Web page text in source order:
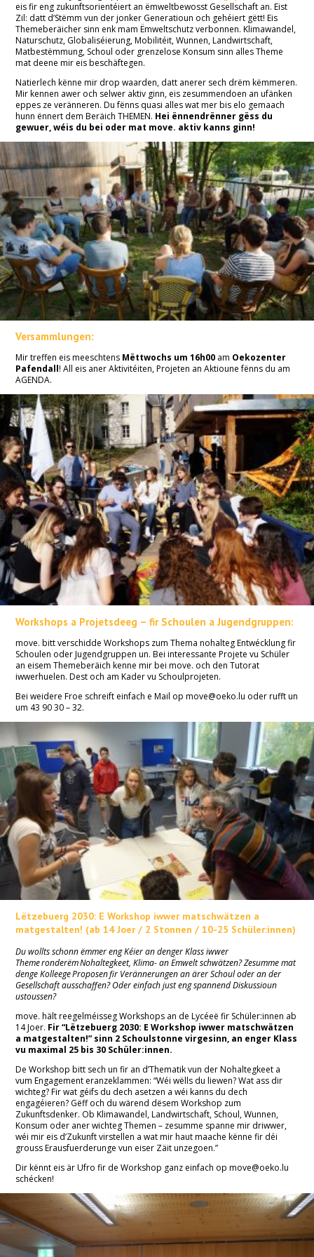
Klima
Konsum
CETA & TTIP
Divers
eis fir eng zukunftsorientéiert an ëmweltbewosst Gesellschaft an. Eist
Zil: datt d’Stëmm vun der jonker Generatioun och gehéiert gëtt! Eis
Themeberäicher sinn enk mam Ëmweltschutz verbonnen. Klimawandel,
Naturschutz, Globaliséierung, Mobilitéit, Wunnen, Landwirtschaft,
Matbestëmmung, Schoul oder grenzelose Konsum sinn alles Theme
mat deene mir eisbeschäftegen.
Natierlech kënne mir drop waarden, datt anerer sech drëm këmmeren.
Mir kennen awer och selwer aktiv ginn, eis zesummendoen an ufänken
eppes ze veränneren.Du fënns quasi alles wat mer bis elo gemaach
hunn ënnert dem Beräich THEMEN. Hei ënnendrënner gëss du
gewuer, wéis du bei oder mat move. aktiv kanns ginn!
Versammlungen:
Mir treffen eis meeschtens Mëttwochs um 16h00 am Oekozenter
Pafendall! All eis aner Aktivitéiten, Projeten an Aktioune fënns du am
AGENDA.
Workshops a Projetsdeeg – fir Schoulen a Jugendgruppen:
move. bitt verschidde Workshops zum Thema nohalteg Entwécklung fir
Schoulen oder Jugendgruppen un. Bei interessante Projete vu Schüler
an eisem Themeberäich kenne mir bei move. och den Tutorat
iwwerhuelen. Dest och am Kader vu Schoulprojeten.
Bei weidere Froe schreift einfach e Mail op move@oeko.lu oder rufft un
um 43 90 30 – 32.
Lëtzebuerg 2030: E Workshop iwwer matschwätzen a
matgestalten! (ab 14 Joer / 2 Stonnen / 10-25 Schüler:innen)
Du wollts schonn ëmmer eng Kéier an denger Klass iwwer
Theme ronderëm Nohaltegkeet, Klima- an Ëmwelt schwätzen? Zesumme mat
denge Kolleege Proposenfir Verännerungen an ärer Schoul oder an der
Gesellschaft ausschaffen? Oder einfach just eng spannend Diskussioun
ustoussen?
move. hält reegelméisseg Workshops an de Lycéeë fir Schüler:innen ab
14 Joer. Fir“Lëtzebuerg 2030: E Workshop iwwer matschwätzen
a matgestalten!” sinn 2 Schoulstonne virgesinn, an enger Klass
vu maximal 25 bis 30 Schüler:innen.
De Workshop bitt sech un fir an d’Thematik vun der Nohaltegkeet a
vum Engagement eranzeklammen: “Wéi wëlls du liewen? Wat ass dir
wichteg? Fir wat géifs du dech asetzen a wéi kanns du dech
engagéieren? Gëff och du wärend dësem Workshop zum
Zukunftsdenker. Ob Klimawandel, Landwirtschaft, Schoul, Wunnen,
Konsum oder aner wichteg Themen – zesumme spanne mir driwwer,
wéi mir eis d’Zukunft virstellen a wat mir haut maache kënne fir déi
grouss Erausfuerderunge vun eiser Zäit unzegoen.”
Dir kënnt eis är Ufro fir de Workshop ganz einfach op move@oeko.lu
schécken!